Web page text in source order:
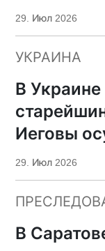
ПЦУ
29. Июл 2026
УКРАИНА
В
Иеговы
29. Июл 2026
В